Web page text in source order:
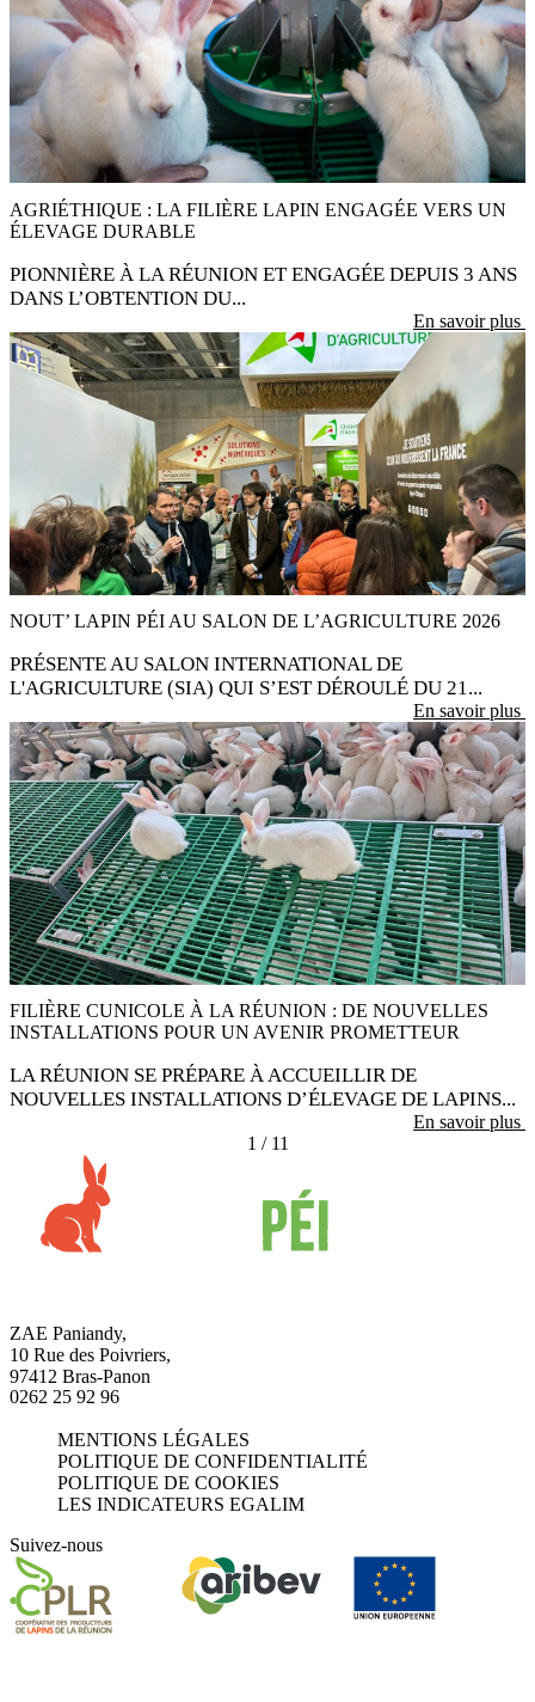
28 Juil 2026
AGRIÉTHIQUE : LA FILIÈRE LAPIN ENGAGÉE VERS UN
ÉLEVAGE DURABLE
PIONNIÈRE À LA RÉUNION ET ENGAGÉE DEPUIS 3 ANS
DANS L’OBTENTION DU...
En savoir plus
NOUT’ LAPIN PÉI AU SALON DE L’AGRICULTURE 2026
PRÉSENTE AU SALON INTERNATIONAL DE
L'AGRICULTURE (SIA) QUI S’EST DÉROULÉ DU 21...
En savoir plus
28 Jan 2025
FILIÈRE CUNICOLE À LA RÉUNION : DE NOUVELLES
INSTALLATIONS POUR UN AVENIR PROMETTEUR
LA RÉUNION SE PRÉPARE À ACCUEILLIR DE
NOUVELLES INSTALLATIONS D’ÉLEVAGE DE LAPINS...
En savoir plus
1 / 11
ZAE Paniandy,
10 Rue des Poivriers,
97412 Bras-Panon
0262 25 92 96
MENTIONS LÉGALES
POLITIQUE DE CONFIDENTIALITÉ
POLITIQUE DE COOKIES
LES INDICATEURS EGALIM
Suivez-nous